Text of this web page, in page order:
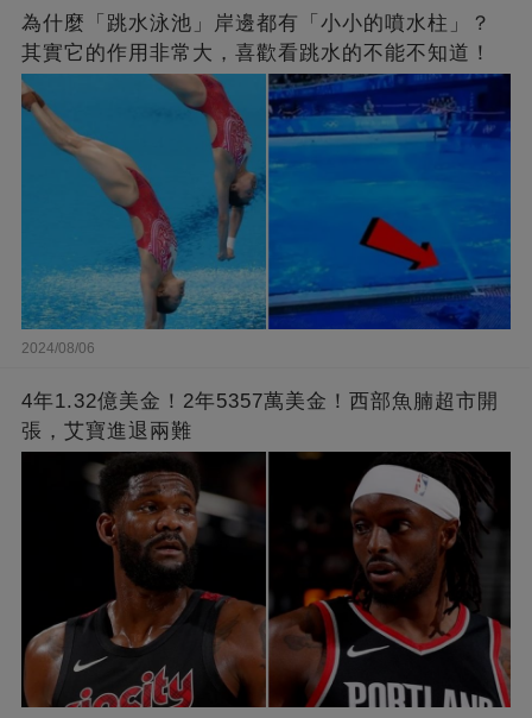
為什麼「跳水泳池」岸邊都有「小小的噴水柱」？
其實它的作用非常大，喜歡看跳水的不能不知道！
2024/08/06
4年1.32億美金！2年5357萬美金！西部魚腩超市開
張，艾寶進退兩難